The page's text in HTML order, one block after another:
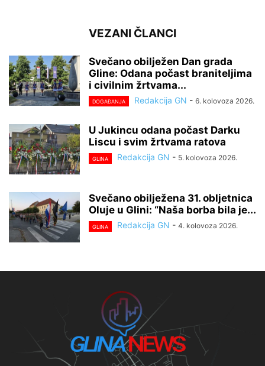
VEZANI ČLANCI
Svečano obilježen Dan grada
Gline: Odana počast braniteljima
i civilnim žrtvama...
DOGAĐANJA Redakcija GN - 6. kolovoza 2026.
U Jukincu odana počast Darku
Liscu i svim žrtvama ratova
GLINA Redakcija GN - 5. kolovoza 2026.
Svečano obilježena 31. obljetnica
Oluje u Glini: “Naša borba bila je...
GLINA Redakcija GN - 4. kolovoza 2026.